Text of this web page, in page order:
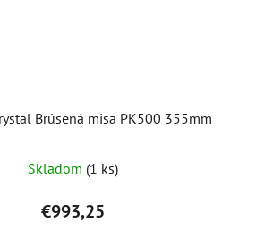
Brúsená misa PK500 355mm
Skladom (1 ks)
€993,25